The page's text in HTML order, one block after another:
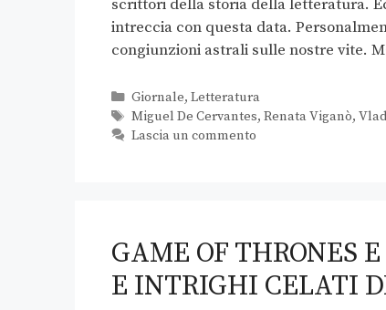
scrittori della storia della letteratura.
intreccia con questa data.
congiunzioni astrali sulle nostre vite.
Giornale, Letteratura
Miguel De Cervantes, Renata Viganò,
Lascia un commento
GAME OF THRONES
E INTRIGHI CELATI